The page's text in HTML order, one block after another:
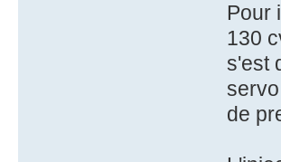
Pour
130
s'est
de